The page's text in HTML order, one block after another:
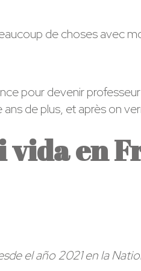
de choses avec
pour devenir
de plus, et après on
vida en
el año 2021 en la